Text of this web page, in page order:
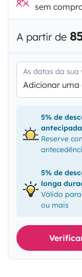
sem
A partir de
As datas da sua
Adicionar uma
5% de
antecipada
Reserve
5% de
longa
Válido
ou mais